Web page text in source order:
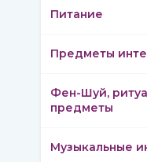
Питание
Предметы
Фен-Шуй,
предметы
Музыкальные